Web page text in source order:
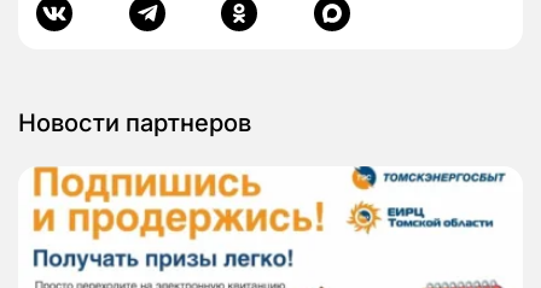
Новости партнеров